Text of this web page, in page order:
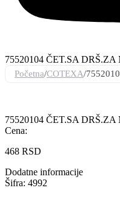
75520104 ČET.SA
Početna/COTEXA/
75520104 ČET.SA
Cena:
468 RSD
Dodatne informacije
Šifra: 4992